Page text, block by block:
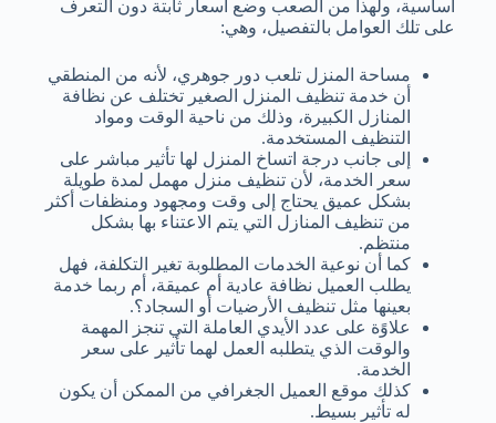
أساسية، ولهذا من الصعب وضع أسعار ثابتة دون التعرف
على تلك العوامل بالتفصيل، وهي:
مساحة المنزل تلعب دور جوهري، لأنه من المنطقي
أن خدمة تنظيف المنزل الصغير تختلف عن نظافة
المنازل الكبيرة، وذلك من ناحية الوقت ومواد
التنظيف المستخدمة.
إلى جانب درجة اتساخ المنزل لها تأثير مباشر على
سعر الخدمة، لأن تنظيف منزل مهمل لمدة طويلة
بشكل عميق يحتاج إلى وقت ومجهود ومنظفات أكثر
من تنظيف المنازل التي يتم الاعتناء بها بشكل
منتظم.
كما أن نوعية الخدمات المطلوبة تغير التكلفة، فهل
يطلب العميل نظافة عادية أم عميقة، أم ربما خدمة
بعينها مثل تنظيف الأرضيات أو السجاد؟.
علاوًة على عدد الأيدي العاملة التي تنجز المهمة
والوقت الذي يتطلبه العمل لهما تأثير على سعر
الخدمة.
كذلك موقع العميل الجغرافي من الممكن أن يكون
له تأثير بسيط.